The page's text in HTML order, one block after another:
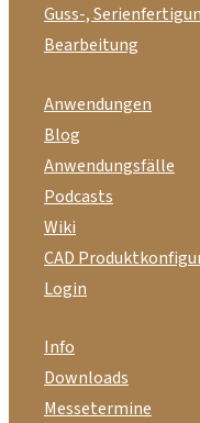
Guss-,
Bearbeitung
Anwendungen
Blog
Anwendungsfälle
Podcasts
Wiki
CAD
Login
Info
Downloads
Messetermine